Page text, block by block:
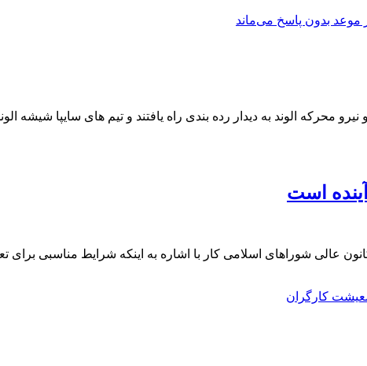
موعد بدون پاسخ می‌ماند
محرکه الوند به دیدار رده بندی راه یافتند و تیم های سایپا شیشه
است
عالی شوراهای اسلامی کار با اشاره به اینکه شرایط مناسبی
کارگران